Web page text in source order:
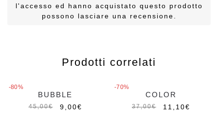
l'accesso ed hanno acquistato questo prodotto
possono lasciare una recensione.
Prodotti correlati
-80%
BUBBLE
45,00€ 9,00€
-70%
COLOR
37,00€ 11,10€